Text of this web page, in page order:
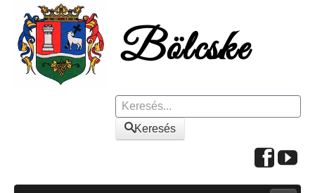
Keresés
Keresés